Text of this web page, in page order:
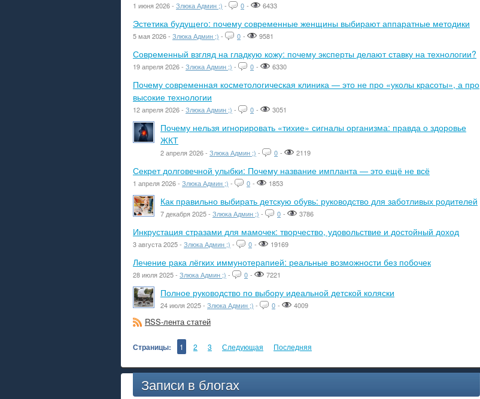
1 июня 2026 - Злюка Админ ;) - 0 - 6433
Эстетика будущего: почему современные женщины выбирают аппаратные методики
5 мая 2026 - Злюка Админ ;) - 0 - 9581
Современный взгляд на гладкую кожу: почему эксперты делают ставку на технологии?
19 апреля 2026 - Злюка Админ ;) - 0 - 6330
Почему современная косметологическая клиника — это не про «уколы красоты», а про
высокие технологии
12 апреля 2026 - Злюка Админ ;) - 0 - 3051
Почему нельзя игнорировать «тихие» сигналы организма: правда о здоровье
ЖКТ
2 апреля 2026 - Злюка Админ ;) - 0 - 2119
Секрет долговечной улыбки: Почему название импланта — это ещё не всё
1 апреля 2026 - Злюка Админ ;) - 0 - 1853
Как правильно выбирать детскую обувь: руководство для заботливых родителей
7 декабря 2025 - Злюка Админ ;) - 0 - 3786
Инкрустация стразами для мамочек: творчество, удовольствие и достойный доход
3 августа 2025 - Злюка Админ ;) - 0 - 19169
Лечение рака лёгких иммунотерапией: реальные возможности без побочек
28 июля 2025 - Злюка Админ ;) - 0 - 7221
Полное руководство по выбору идеальной детской коляски
24 июля 2025 - Злюка Админ ;) - 0 - 4009
RSS-лента статей
Страницы: 1 2 3 Следующая Последняя
Записи в блогах